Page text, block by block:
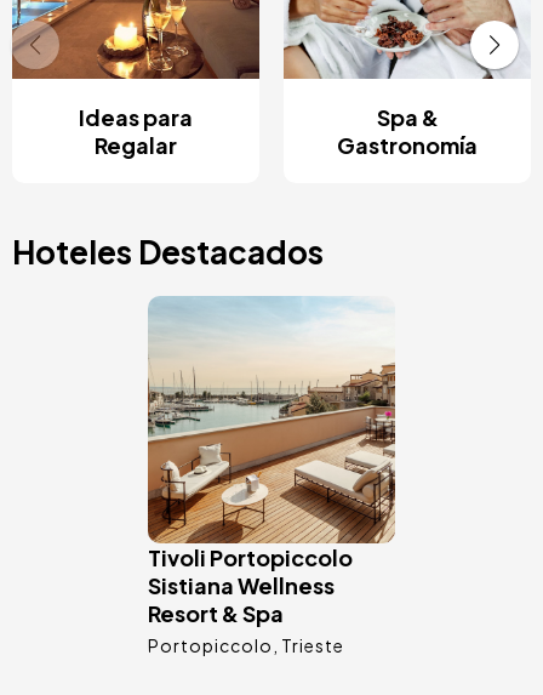
Ideas para
Regalar
Spa &
Gastronomía
Hoteles Destacados
Image
Tivoli Portopiccolo
Sistiana Wellness
Resort & Spa
Portopiccolo Trieste